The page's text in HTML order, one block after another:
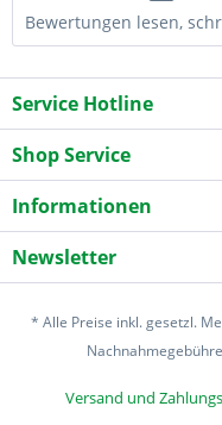
Bewertungen lesen,
Service Hotline
Shop Service
Informationen
Newsletter
* Alle Preise inkl. gesetzl.
Versand und